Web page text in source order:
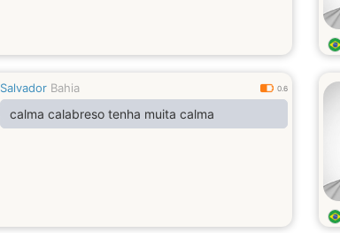
Salvador Bahia 0.6
calma calabreso tenha muita calma